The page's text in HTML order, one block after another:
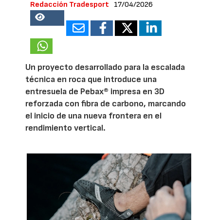
Redacción Tradesport 17/04/2026
18950
Un proyecto desarrollado para la escalada
técnica en roca que introduce una
entresuela de Pebax® impresa en 3D
reforzada con fibra de carbono, marcando
el inicio de una nueva frontera en el
rendimiento vertical.